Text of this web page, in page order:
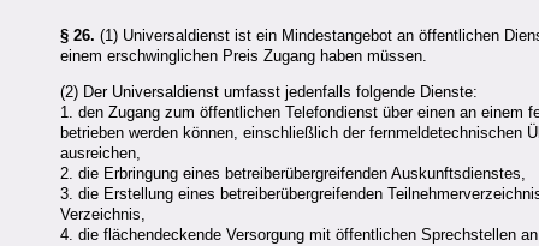
§ 26. (1) Universaldienst ist ein Mindestangebot an öffentlichen
einem erschwinglichen Preis Zugang haben müssen.
(2) Der Universaldienst umfasst jedenfalls folgende Dienste:
1. den Zugang zum öffentlichen Telefondienst über einen an
betrieben werden können, einschließlich der fernmeldetechnischen
ausreichen,
2. die Erbringung eines betreiberübergreifenden Auskunftsdienstes,
3. die Erstellung eines betreiberübergreifenden
Verzeichnis,
4. die flächendeckende Versorgung mit öffentlichen Sprechstellen